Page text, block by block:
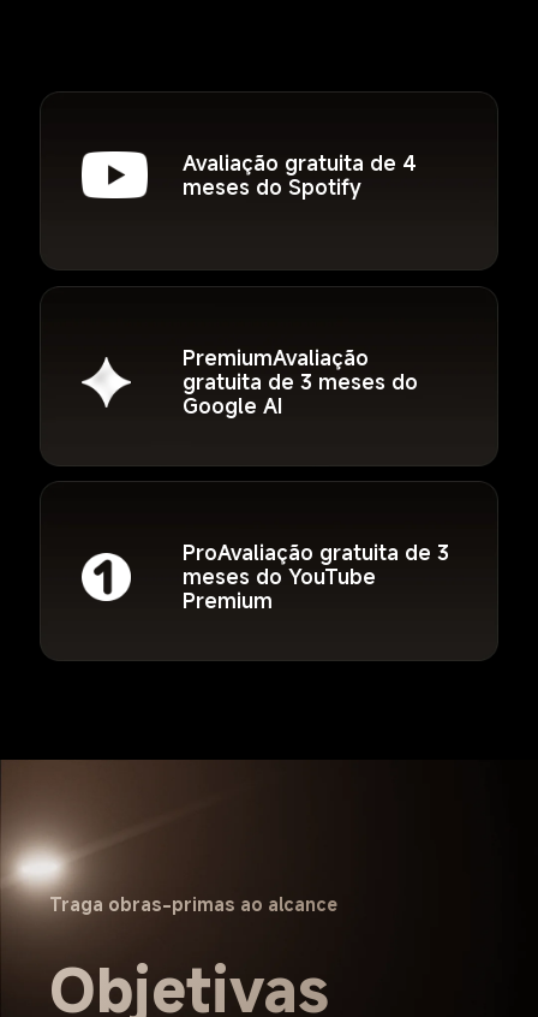
Avaliação gratuita de 4
meses do Spotify
PremiumAvaliação
gratuita de 3 meses do
Google AI
ProAvaliação gratuita de 3
meses do YouTube
Premium
Traga obras-primas ao alcance
Objetivas